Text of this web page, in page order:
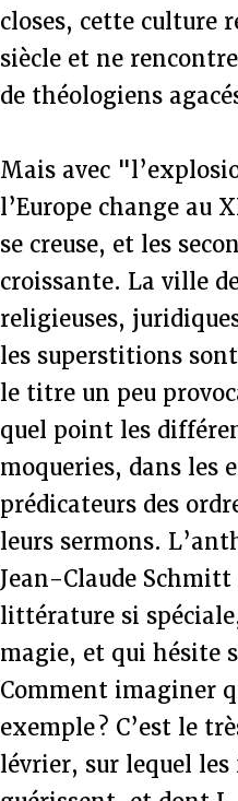
closes, cette culture
siècle et ne
de théologiens
Mais avec
l’Europe change au
se creuse, et les
croissante. La ville
religieuses,
les superstitions
le titre un peu
quel point les
moqueries, dans les
prédicateurs des
leurs sermons.
Jean-Claude
littérature si
magie, et qui hésite
Comment imaginer
exemple ? C’est le
lévrier, sur lequel